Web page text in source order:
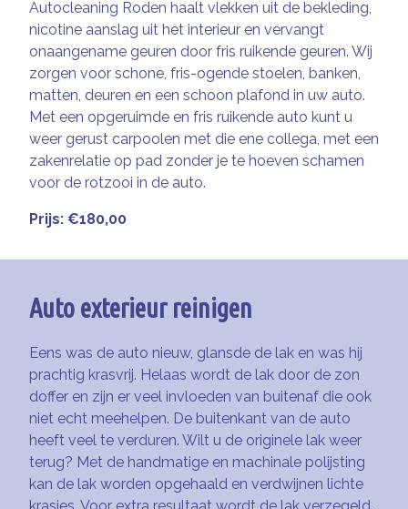
Autocleaning Roden haalt vlekken uit de bekleding,
nicotine aanslag uit het interieur en vervangt
onaangename geuren door fris ruikende geuren. Wij
zorgen voor schone, fris-ogende stoelen, banken,
matten, deuren en een schoon plafond in uw auto.
Met een opgeruimde en fris ruikende auto kunt u
weer gerust carpoolen met die ene collega, met een
zakenrelatie op pad zonder je te hoeven schamen
voor de rotzooi in de auto.
Prijs: €180,00
Auto exterieur reinigen
Eens was de auto nieuw, glansde de lak en was hij
prachtig krasvrij. Helaas wordt de lak door de zon
doffer en zijn er veel invloeden van buitenaf die ook
niet echt meehelpen. De buitenkant van de auto
heeft veel te verduren. Wilt u de originele lak weer
terug? Met de handmatige en machinale polijsting
kan de lak worden opgehaald en verdwijnen lichte